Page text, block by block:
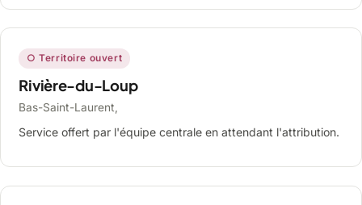
○ Territoire ouvert
Rivière-du-Loup
Bas-Saint-Laurent,
Service offert par l'équipe centrale en attendant l'attribution.